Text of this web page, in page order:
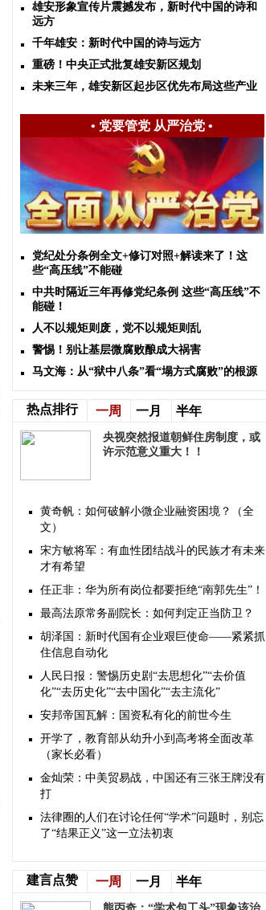
雄安形象宣传片震撼发布，新时代中国的诗和
远方
千年雄安：新时代中国的诗与远方
重磅！中央正式批复雄安新区规划
未来三年，雄安新区起步区优先布局这些产业
• 党要管党 从严治党•
党纪处分条例全文+修订对照+解读来了！这
些“高压线”不能碰
中共时隔近三年再修党纪条例 这些“高压线”不
能碰！
人不以规矩则废，党不以规矩则乱
警惕！别让基层微腐败酿成大祸害
马文海：从“狱中八条”看“塌方式腐败”的根源
热点排行 一周 一月 半年
央视突然报道朝鲜住房制度，或
许示范意义重大！！
黄奇帆：如何破解小微企业融资困境？（全
文）
宋方敏将军：有血性团结战斗的民族才有未来
才有希望
任正非：华为所有岗位都要拒绝“南郭先生”！
最高法原常务副院长：如何判定正当防卫？
胡泽国：新时代国有企业艰巨使命——紧紧抓
住信息自动化
人民日报：警惕历史剧“去思想化”“去价值
化”“去历史化”“去中国化”“去主流化”
安邦帝国瓦解：国资私有化的前世今生
开学了，教育部从幼升小到高考将全面改革
（家长必看）
金灿荣：中美贸易战，中国还有三张王牌没有
打
法律圈的人们在讨论任何“学术”问题时，别忘
了“结果正义”这一立法初衷
建言点赞 一周 一月 半年